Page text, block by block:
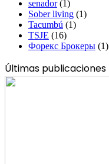
senador(1)
Sober living (1)
Tacumbú (1)
TSJE (16)
Форекс Брокеры (1)
Últimas publicaciones